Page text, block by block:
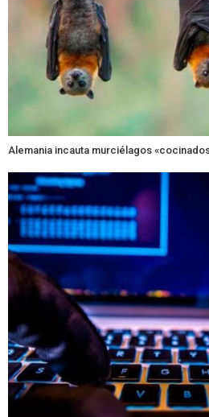
Alemania incauta murciélagos